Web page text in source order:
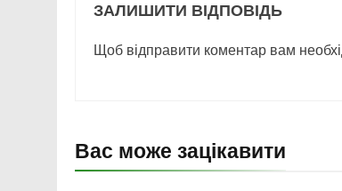
ЗАЛИШИТИ ВІДПОВІДЬ
Щоб відправити коментар вам
Вас може зацікавити